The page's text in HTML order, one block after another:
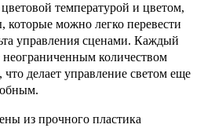
температурой и цветом,
которые можно легко перевести
управления сценами. Каждый
неограниченным количеством
делает управление светом еще
из прочного пластика